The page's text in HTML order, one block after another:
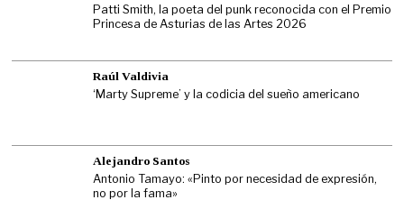
Patti Smith, la poeta del punk reconocida con el Premio
Princesa de Asturias de las Artes 2026
Raúl Valdivia
‘Marty Supreme’ y la codicia del sueño americano
Alejandro Santos
Antonio Tamayo: «Pinto por necesidad de expresión,
no por la fama»